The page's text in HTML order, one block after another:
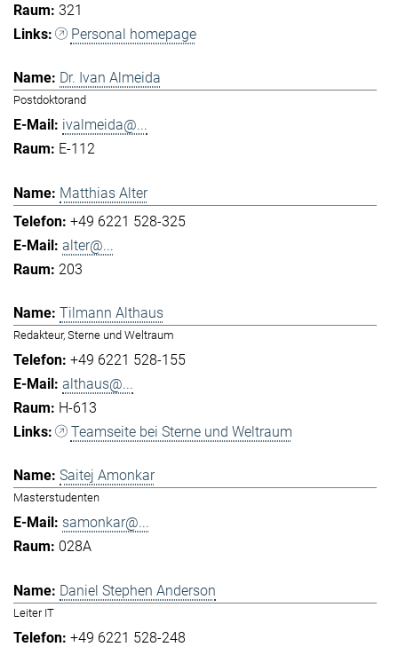
321
Personal homepage
Dr. Ivan Almeida
Postdoktorand
ivalmeida@...
E-112
Matthias Alter
+49 6221 528-325
alter@...
203
Tilmann Althaus
Redakteur, Sterne und Weltraum
+49 6221 528-155
althaus@...
H-613
Teamseite bei Sterne und Weltraum
Saitej Amonkar
Masterstudenten
samonkar@...
028A
Daniel Stephen Anderson
Leiter IT
+49 6221 528-248